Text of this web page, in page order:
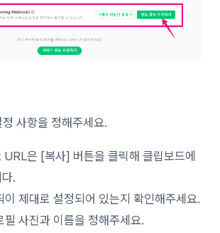
사항을 정해주세요.
은 [복사] 버튼을 클릭해 클립보드에
.
이 제대로 설정되어 있는지 확인해주세요.
필 사진과 이름을 정해주세요.